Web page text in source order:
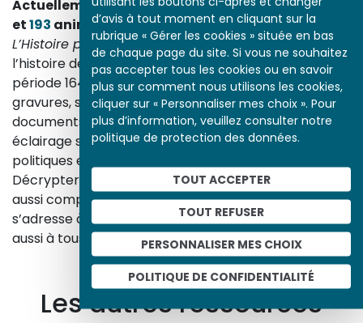
d’avis à tout moment en cliquant sur la
rubrique « Gérer les cookies » située en bas
de chaque page du site. Si vous ne souhaitez
pas accepter tous les cookies ou en savoir
plus sur comment nous utilisons les cookies,
cliquer sur « Personnaliser mes choix ». Pour
plus d’information, veuillez consulter notre
politique de protection des données.
TOUT ACCEPTER
TOUT REFUSER
PERSONNALISER MES CHOIX
POLITIQUE DE CONFIDENTIALITÉ
Actuellement en ligne3153œuvres, 1748études
et193 animations.
L’Histoire par l’image explore les événements de
l’histoire de France et les évolutions majeures de la
période 1643-1945. À travers des peintures, dessins,
gravures, sculptures, photographies, affiches,
documents d’archives, nos études proposent un
éclairage sur les réalités sociales, économiques,
politiques et culturelles d’une époque.
Décrypter les images et les événements d’hier, c’est
aussi comprendre ceux d’aujourd’hui. Un site qui
s’adresse à tous, famille, enseignants, élèves… mais
aussi à tous les curieux, amateurs d’art et d’histoire.
En savoir plus sur le projet
Les autres ressources